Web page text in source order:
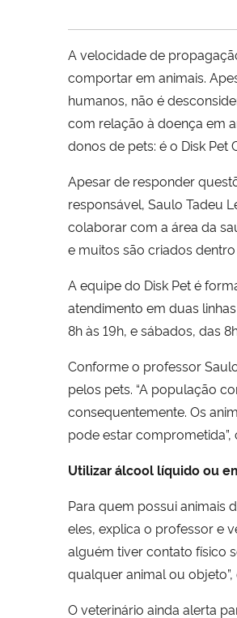
A velocidade de
comportar em animais.
humanos, não é
com relação à doença em
donos de pets: é o Disk Pet
Apesar de responder
responsável, Saulo Tadeu
colaborar com a área da
e muitos são criados dentro
A equipe do Disk Pet é
atendimento em duas
8h às 19h, e sábados, das
Conforme o professor
pelos pets. “A população
consequentemente. Os
pode estar comprometida”,
Utilizar álcool líquido ou
Para quem possui animais
eles, explica o professor e
alguém tiver contato físico
qualquer animal ou objeto”,
O veterinário ainda alerta